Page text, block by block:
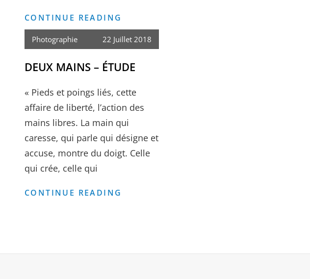
CONTINUE READING
ARTISTES
ONT-
UN
PARUTION
Photographie 22 Juillet 2018
DEUX MAINS – ÉTUDE
« Pieds et poings liés, cette
affaire de liberté, l’action des
mains libres. La main qui
caresse, qui parle qui désigne et
accuse, montre du doigt. Celle
qui crée, celle qui
CONTINUE READING